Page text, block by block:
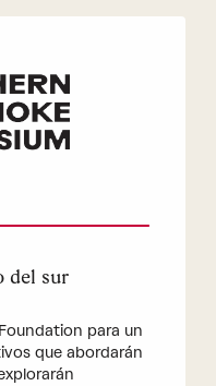
del sur
para un
que abordarán